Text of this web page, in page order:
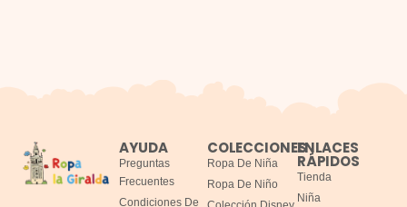
AYUDA
Preguntas
Frecuentes
Condiciones De
COLECCIONES
Ropa De Niña
Ropa De Niño
ENLACES
RÁPIDOS
Tienda
Niña